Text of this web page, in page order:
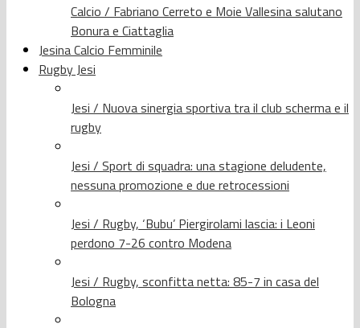
Calcio / Fabriano Cerreto e Moie Vallesina salutano
Bonura e Ciattaglia
Jesina Calcio Femminile
Rugby Jesi
Jesi / Nuova sinergia sportiva tra il club scherma e il
rugby
Jesi / Sport di squadra: una stagione deludente,
nessuna promozione e due retrocessioni
Jesi / Rugby, ‘Bubu’ Piergirolami lascia: i Leoni
perdono 7-26 contro Modena
Jesi / Rugby, sconfitta netta: 85-7 in casa del
Bologna